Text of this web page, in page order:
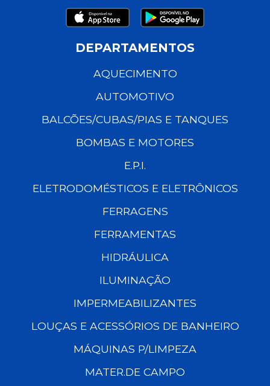
DEPARTAMENTOS
AQUECIMENTO
AUTOMOTIVO
BALCÕES/CUBAS/PIAS E TANQUES
BOMBAS E MOTORES
E.P.I.
ELETRODOMÉSTICOS E ELETRÔNICOS
FERRAGENS
FERRAMENTAS
HIDRÁULICA
ILUMINAÇÃO
IMPERMEABILIZANTES
LOUÇAS E ACESSÓRIOS DE BANHEIRO
MÁQUINAS P/LIMPEZA
MATER.DE CAMPO